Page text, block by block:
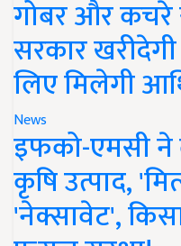
गोबर और कचरे
सरकार
लिए मिलेगी
News
इफको-एमसी ने
कृषि उत्पाद,
'नेक्सावेट',